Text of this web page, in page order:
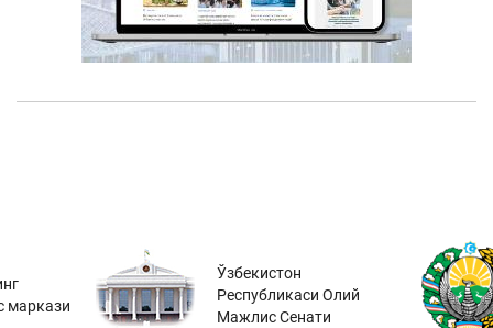
маркази
Ўзбекистон
Республикаси Олий
Мажлис Сенати